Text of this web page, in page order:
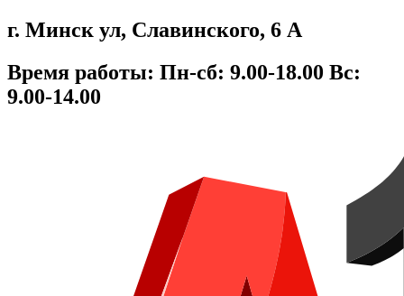
Перейти
к
г. Минск ул, Cлавинского, 6 А
Время работы: Пн-сб: 9.00-18.00 Вс:
9.00-14.00